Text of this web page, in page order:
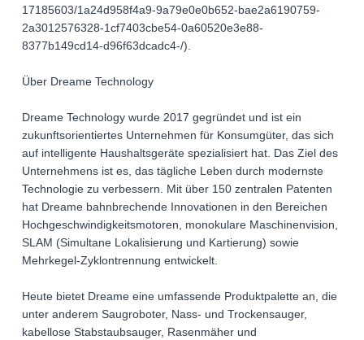
17185603/1a24d958f4a9-9a79e0e0b652-bae2a6190759-
2a3012576328-1cf7403cbe54-0a60520e3e88-
8377b149cd14-d96f63dcadc4-/).
Über Dreame Technology
Dreame Technology wurde 2017 gegründet und ist ein
zukunftsorientiertes Unternehmen für Konsumgüter, das sich
auf intelligente Haushaltsgeräte spezialisiert hat. Das Ziel des
Unternehmens ist es, das tägliche Leben durch modernste
Technologie zu verbessern. Mit über 150 zentralen Patenten
hat Dreame bahnbrechende Innovationen in den Bereichen
Hochgeschwindigkeitsmotoren, monokulare Maschinenvision,
SLAM (Simultane Lokalisierung und Kartierung) sowie
Mehrkegel-Zyklontrennung entwickelt.
Heute bietet Dreame eine umfassende Produktpalette an, die
unter anderem Saugroboter, Nass- und Trockensauger,
kabellose Stabstaubsauger, Rasenmäher und